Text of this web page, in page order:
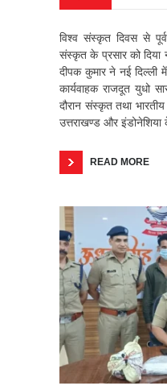
विश्व संस्कृत दिवस से
संस्कृत के प्रसार को दिया
दीपक कुमार ने नई दिल्ली
कार्यवाहक राजदूत युधो
दौरान संस्कृत तथा भारतीय
उत्तराखण्ड और इंडोनेशिया
READ MORE